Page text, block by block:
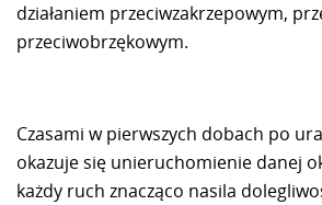
działaniem przeciwzakrzepowym,
przeciwobrzękowym.
Czasami w pierwszych dobach po
okazuje się unieruchomienie danej
każdy ruch znacząco nasila